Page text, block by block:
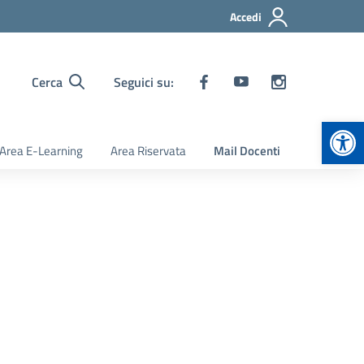
Accedi
Cerca Seguici su:
Area E-Learning Area Riservata Mail Docenti